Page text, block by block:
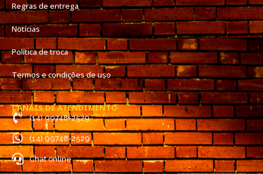
Regras de entrega
Notícias
Política de troca
Termos e condições de uso
CANAIS DE ATENDIMENTO
(14) 99748-2529
(14) 99748-2529
Chat online